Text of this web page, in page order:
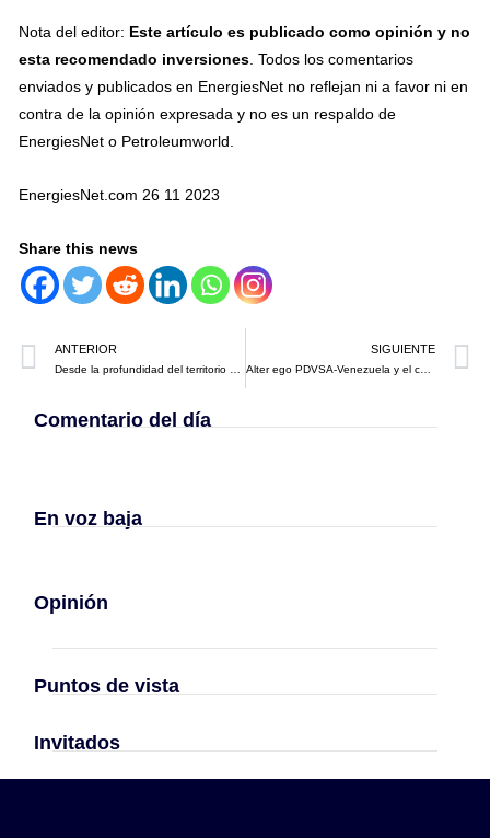
Nota del editor: Este artículo es publicado como opinión y no
esta recomendado inversiones. Todos los comentarios
enviados y publicados en EnergiesNet no reflejan ni a favor ni en
contra de la opinión expresada y no es un respaldo de
EnergiesNet o Petroleumworld.
EnergiesNet.com 26 11 2023
Share this news
ANTERIOR SIGUIENTE
Alter ego PDVSA-Venezuela y el caso CITGO – Gustavo Coronel
Comentario del día
En voz baja
Opinión
Puntos de vista
Invitados